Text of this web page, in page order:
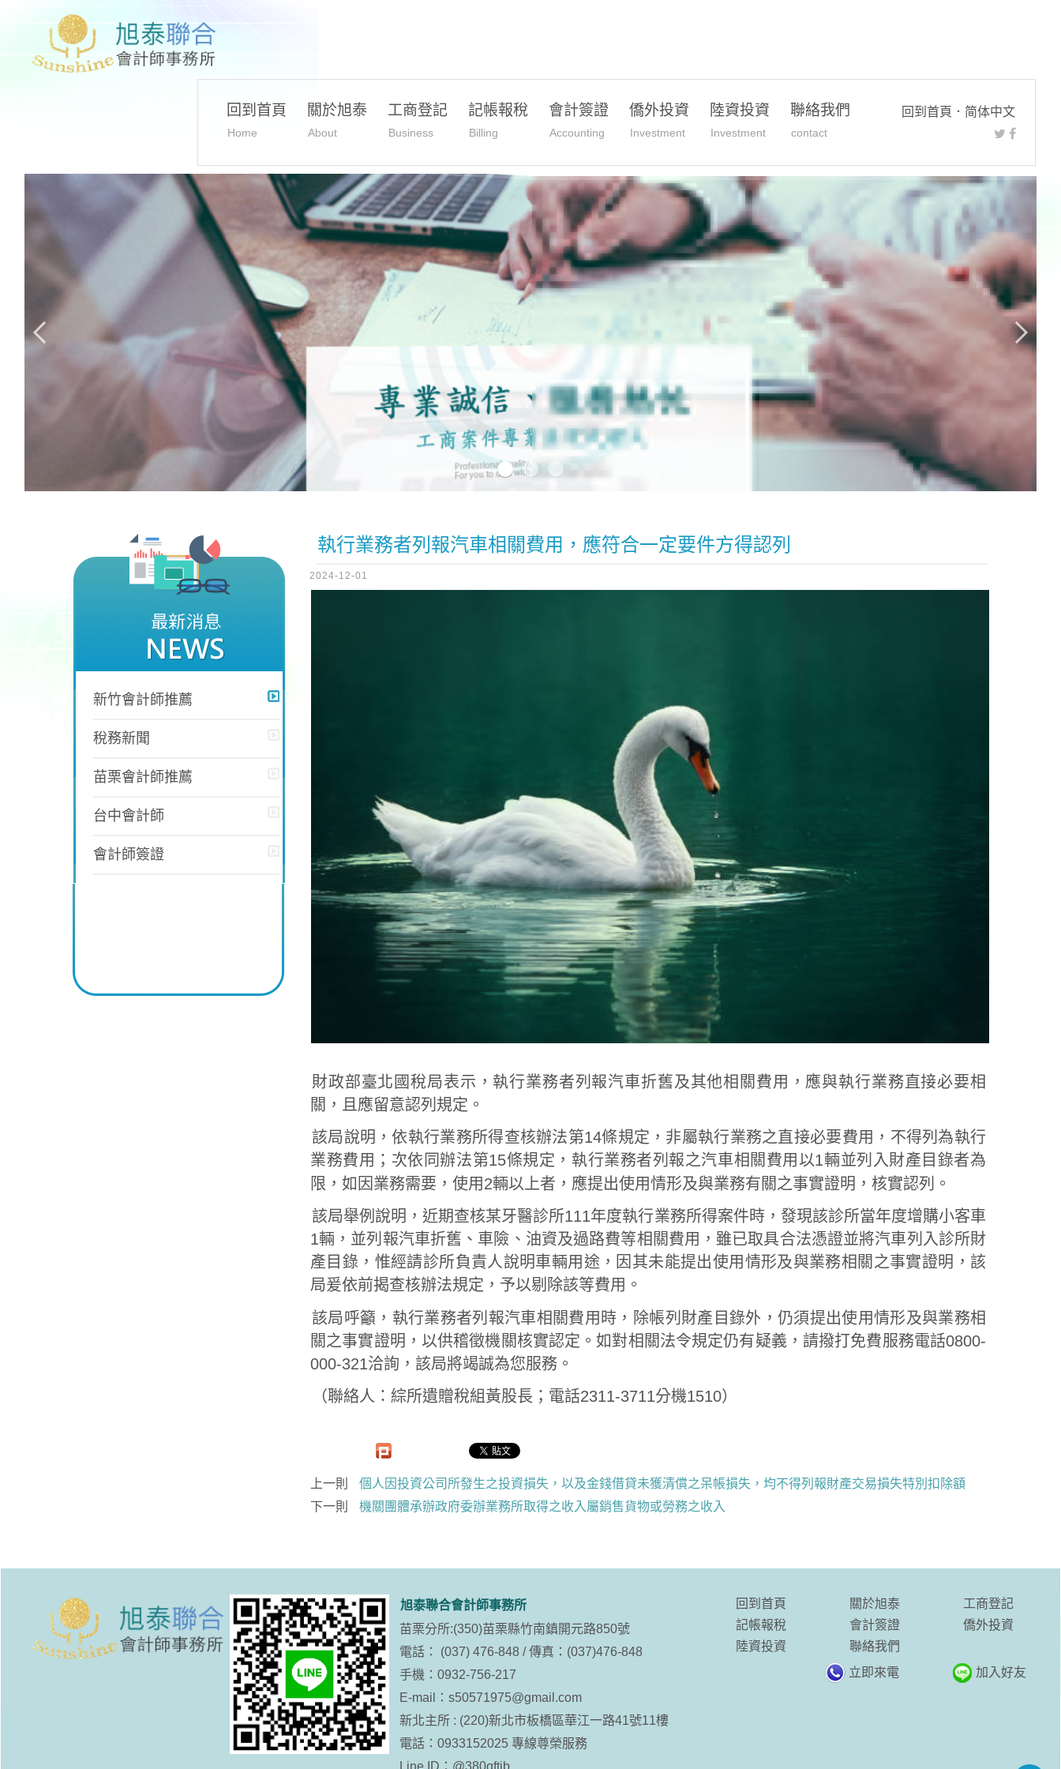
回到首頁 ． 简体中文
回到首頁
Home
關於旭泰
About
工商登記
Business
記帳報稅
Billing
會計簽證
Accounting
僑外投資
Investment
陸資投資
Investment
聯絡我們
contact
執行業務者列報汽車相關費用，應符合一定要件方得認列
2024-12-01
財政部臺北國稅局表示，執行業務者列報汽車折舊及其他相關費用，應與執行業務直接必要相
關，且應留意認列規定。
該局說明，依執行業務所得查核辦法第14條規定，非屬執行業務之直接必要費用，不得列為執行
業務費用；次依同辦法第15條規定，執行業務者列報之汽車相關費用以1輛並列入財產目錄者為
限，如因業務需要，使用2輛以上者，應提出使用情形及與業務有關之事實證明，核實認列。
該局舉例說明，近期查核某牙醫診所111年度執行業務所得案件時，發現該診所當年度增購小客車
1輛，並列報汽車折舊、車險、油資及過路費等相關費用，雖已取具合法憑證並將汽車列入診所財
產目錄，惟經請診所負責人說明車輛用途，因其未能提出使用情形及與業務相關之事實證明，該
局爰依前揭查核辦法規定，予以剔除該等費用。
該局呼籲，執行業務者列報汽車相關費用時，除帳列財產目錄外，仍須提出使用情形及與業務相
關之事實證明，以供稽徵機關核實認定。如對相關法令規定仍有疑義，請撥打免費服務電話0800-
000-321洽詢，該局將竭誠為您服務。
（聯絡人：綜所遺贈稅組黃股長；電話2311-3711分機1510）
上一則
個人因投資公司所發生之投資損失，以及金錢借貸未獲清償之呆帳損失，均不得列報財產交易損失特別扣除額
下一則
機關團體承辦政府委辦業務所取得之收入屬銷售貨物或勞務之收入
新竹會計師推薦
稅務新聞
苗栗會計師推薦
台中會計師
會計師簽證
旭泰聯合會計師事務所
苗栗分所:(350)苗栗縣竹南鎮開元路850號
電話： (037) 476-848 / 傳真：(037)476-848
手機：0932-756-217
E-mail： s50571975@gmail.com
新北主所 : (220)新北市板橋區華江一路41號11樓
電話：0933152025 專線尊榮服務
Line ID： @380qftjb
回到首頁 關於旭泰
工商登記
記帳報稅
會計簽證
僑外投資
陸資投資
聯絡我們
加入好友
立即來電